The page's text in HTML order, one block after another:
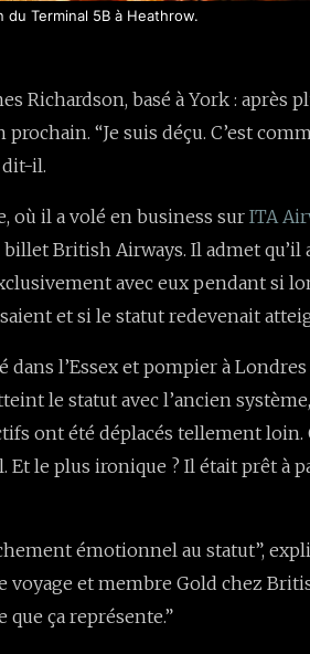
du Terminal 5B à Heathrow.
Richardson, basé à York : après
prochain. “Je suis déçu. C’est
dit-il.
où il a volé en business surITA
British Airways. Il admet qu’il
avec eux pendant si
et si le statut redevenait
dans l’Essex et pompier à
le statut avec l’ancien
ont été déplacés tellement
Et le plus ironique ? Il était prêt à
émotionnel au statut”,
voyage et membre Gold chez
que ça représente.”